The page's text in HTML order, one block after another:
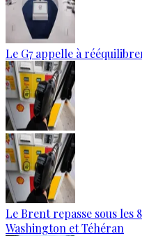
Le G7 appelle à
Le Brent repasse sous les
Washington et Téhéran